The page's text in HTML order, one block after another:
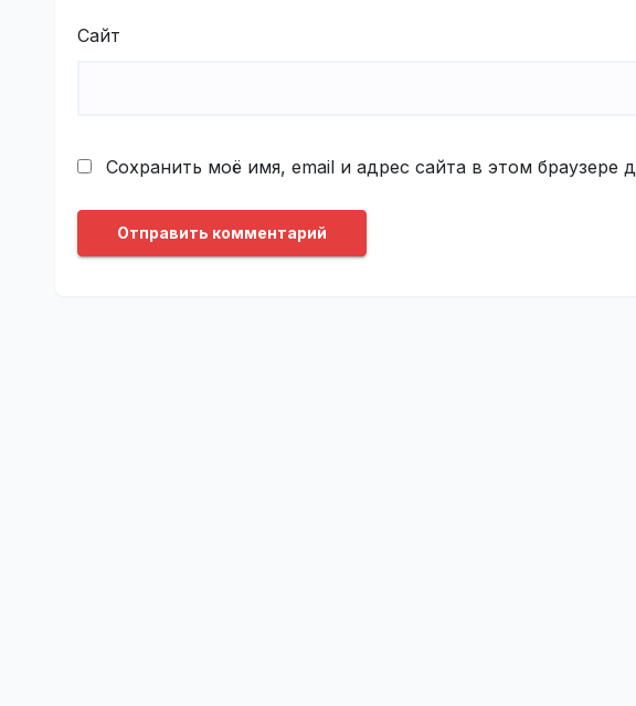
Сайт
Сохранить моё имя, email и адрес сайта в этом